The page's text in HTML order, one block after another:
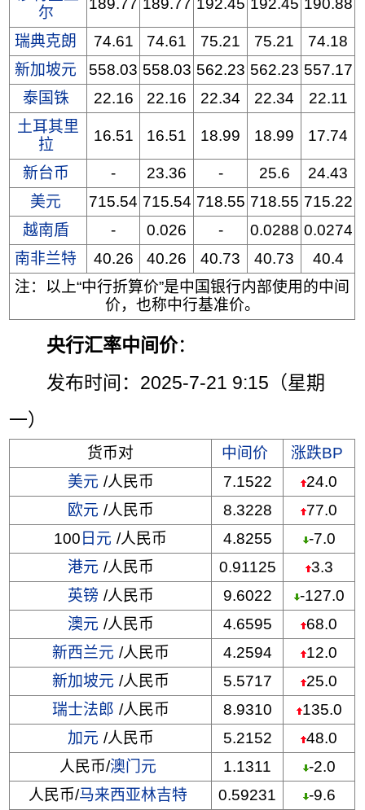
尔
189.77 189.77 192.45 192.45 190.88
瑞典克朗 74.61 74.61 75.21 75.21
74.18
新加坡元
558.03 558.03 562.23 562.23 557.17
泰国铢
22.16 22.16 22.34 22.34
22.11
土耳其里
拉
16.51 16.51 18.99 18.99 17.74
新台币 - 23.36 - 25.6
24.43
美元
715.54 715.54 718.55 718.55 715.22
越南盾
- 0.026 - 0.0288 0.0274
南非兰特
40.26 40.26 40.73 40.73
40.4
注：以上“中行折算价”是中国银行内部使用的中间
价，也称中行基准价。
央行汇率中间价：
发布时间：2025-7-21 9:15（星期
一）
货币对 中间价
涨跌BP
美元 /人民币 7.1522
24.0
欧元 /人民币 8.3228
77.0
100 日元 /人民币 4.8255
-7.0
港元 /人民币 0.91125
3.3
英镑 /人民币 9.6022
-127.0
澳元 /人民币 4.6595
68.0
新西兰元 /人民币 4.2594
12.0
新加坡元 /人民币 5.5717
25.0
瑞士法郎 /人民币 8.9310
135.0
加元 /人民币 5.2152
48.0
人民币/澳门元 1.1311
-2.0
人民币/马来西亚林吉特 0.59231
-9.6